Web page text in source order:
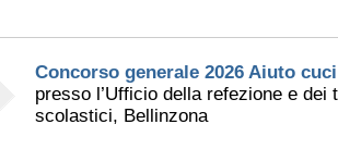
Concorso generale 2026 Aiuto
presso l’Ufficio della refezione e dei
scolastici, Bellinzona